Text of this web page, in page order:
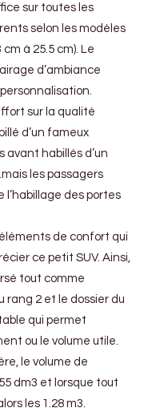
sur toutes les
selon les modèles
à 25.5 cm). Le
d’ambiance
sur la qualité
d’un fameux
habillés d’un
les passagers
l’habillage des portes
de confort qui
ce petit SUV. Ainsi,
tout comme
rang 2 et le dossier du
qui permet
ou le volume utile.
le volume de
dm3 et lorsque tout
les 1.28 m3.